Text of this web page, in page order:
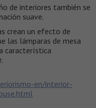
de interiores también se
suave.
crean un efecto de
las lámparas de mesa
característica
en/interior-